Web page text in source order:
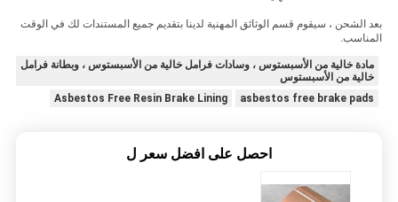
بعد الشحن ، سيقوم قسم الوثائق المهنية لدينا بتقديم جميع المستندات لك في الوقت
المناسب.
مادة خالية من الأسبستوس ، وسادات فرامل خالية من الأسبستوس ، وبطانة فرامل
خالية من الأسبستوس
asbestos free brake pads
Asbestos Free Resin Brake Lining
احصل على افضل سعر ل